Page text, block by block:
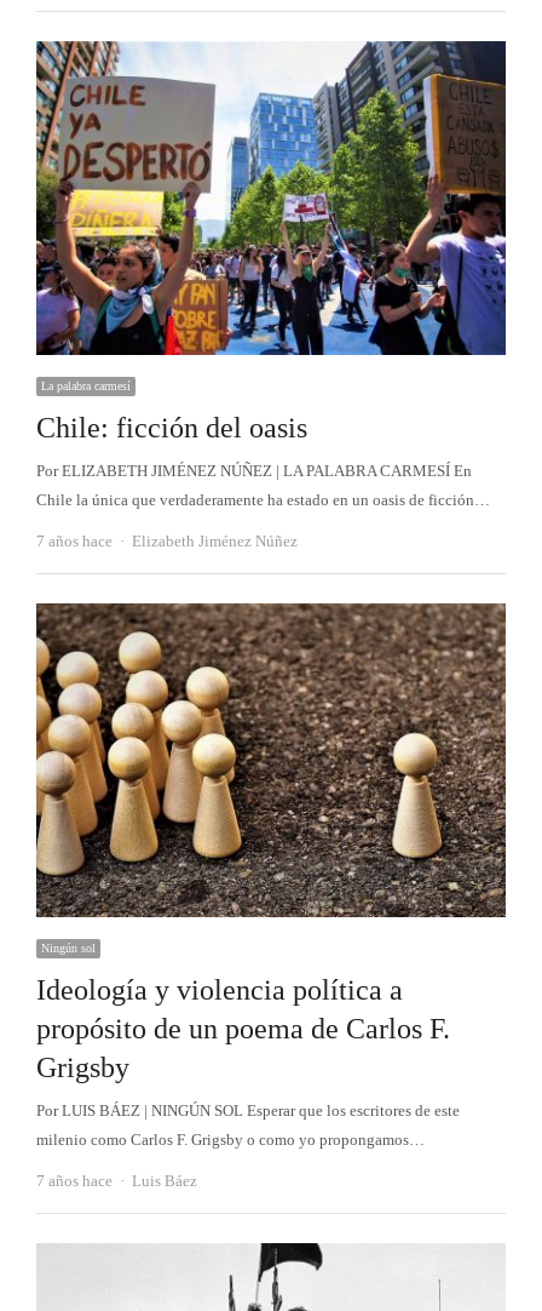
La palabra carmesí
Chile: ficción del oasis
Por ELIZABETH JIMÉNEZ NÚÑEZ | LA PALABRA CARMESÍ En
Chile la única que verdaderamente ha estado en un oasis de ficción…
7 años hace Autor
Elizabeth Jiménez Núñez
Ningún sol
Ideología y violencia política a
propósito de un poema de Carlos F.
Grigsby
Por LUIS BÁEZ | NINGÚN SOL Esperar que los escritores de este
milenio como Carlos F. Grigsby o como yo propongamos…
7 años hace Autor
Luis Báez